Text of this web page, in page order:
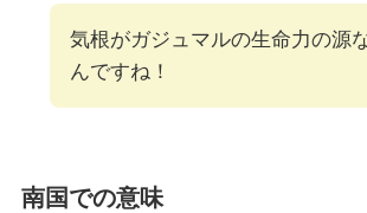
気根がガジュマルの生命力の源
んですね！
南国での意味